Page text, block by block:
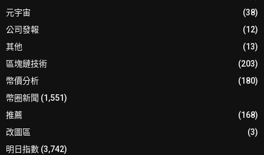
元宇宙
(38)
公司發報
(12)
其他
(13)
區塊鏈技術
(203)
幣價分析
(180)
幣圈新聞 (1,551)
推薦
(168)
改圖區
(3)
明日指數 (3,742)